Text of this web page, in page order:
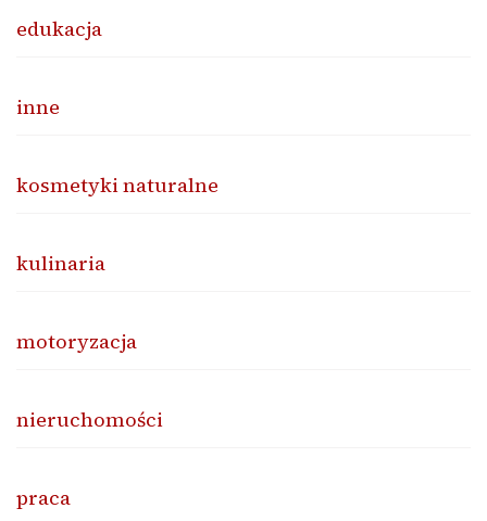
edukacja
inne
kosmetyki naturalne
kulinaria
motoryzacja
nieruchomości
praca